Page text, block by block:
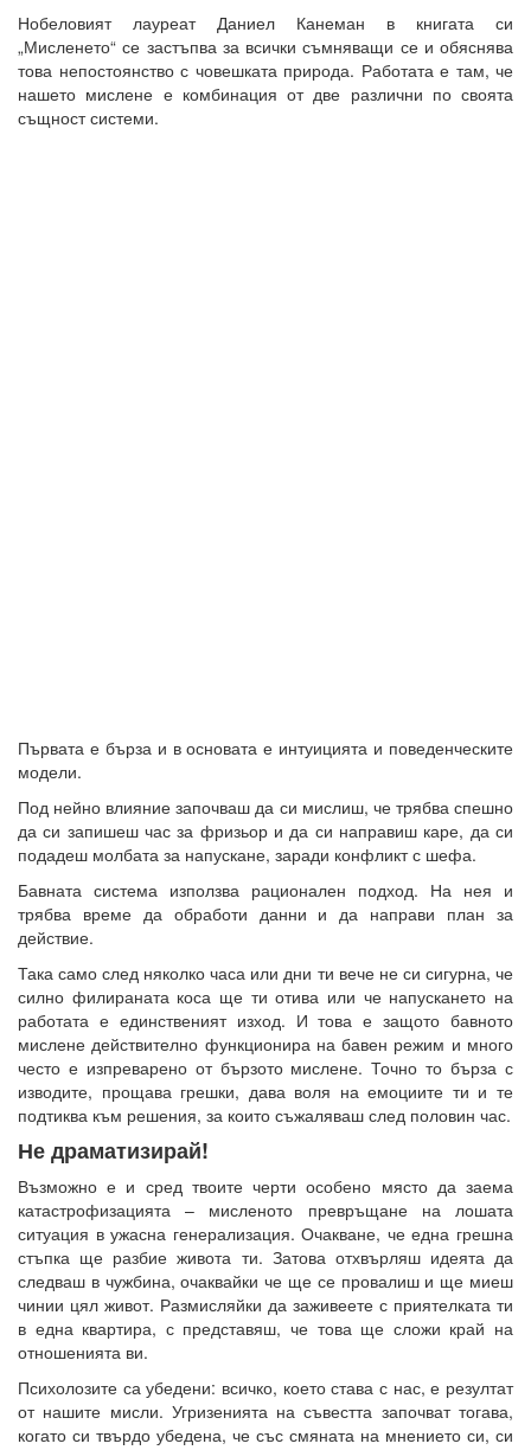
Нобеловият лауреат Даниел Канеман в книгата си
„Мисленето“ се застъпва за всички съмняващи се и обяснява
това непостоянство с човешката природа. Работата е там, че
нашето мислене е комбинация от две различни по своята
същност системи.
Първата е бърза и в основата е интуицията и поведенческите
модели.
Под нейно влияние започваш да си мислиш, че трябва спешно
да си запишеш час за фризьор и да си направиш каре, да си
подадеш молбата за напускане, заради конфликт с шефа.
Бавната система използва рационален подход. На нея и
трябва време да обработи данни и да направи план за
действие.
Така само след няколко часа или дни ти вече не си сигурна, че
силно филираната коса ще ти отива или че напускането на
работата е единственият изход. И това е защото бавното
мислене действително функционира на бавен режим и много
често е изпреварено от бързото мислене. Точно то бърза с
изводите, прощава грешки, дава воля на емоциите ти и те
подтиква към решения, за които съжаляваш след половин час.
Не драматизирай!
Възможно е и сред твоите черти особено място да заема
катастрофизацията – мисленото превръщане на лошата
ситуация в ужасна генерализация. Очакване, че една грешна
стъпка ще разбие живота ти. Затова отхвърляш идеята да
следваш в чужбина, очаквайки че ще се провалиш и ще миеш
чинии цял живот. Размисляйки да заживеете с приятелката ти
в една квартира, с представяш, че това ще сложи край на
отношенията ви.
Психолозите са убедени: всичко, което става с нас, е резултат
от нашите мисли. Угризенията на съвестта започват тогава,
когато си твърдо убедена, че със смяната на мнението си, си